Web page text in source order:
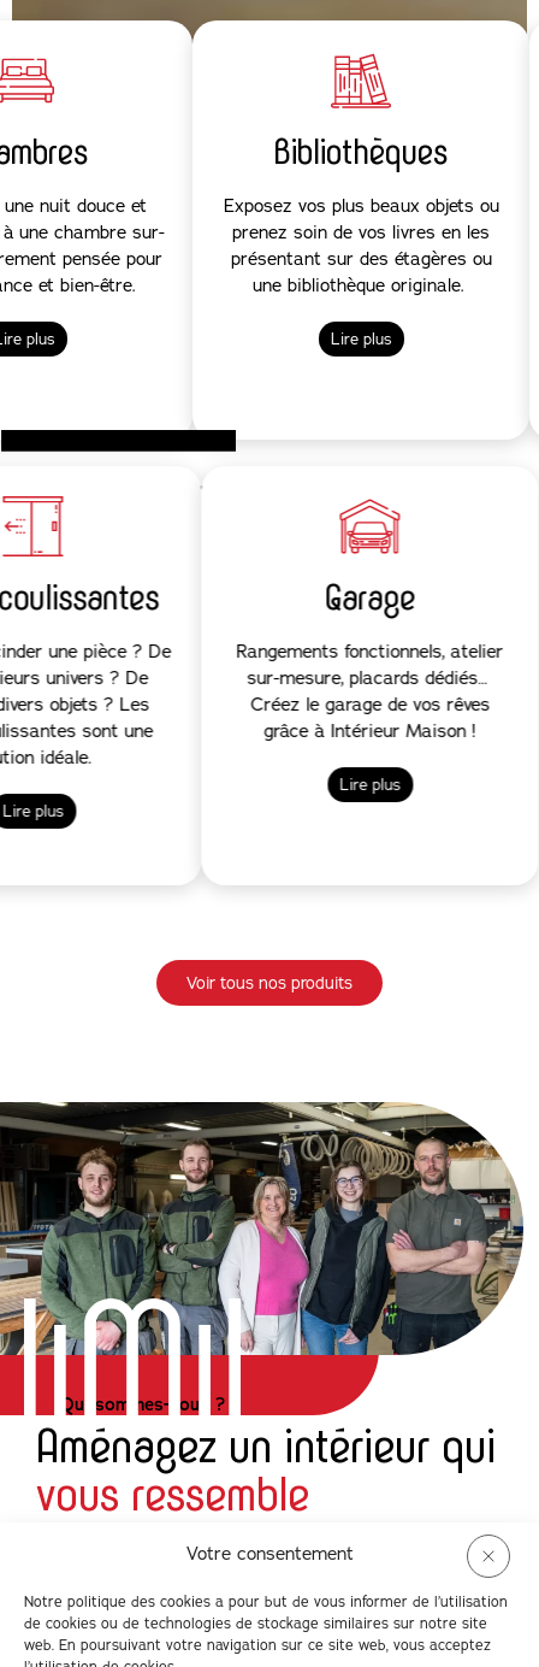
Votre consentement
Notre politique des cookies a pour but de vous informer de l’utilisation
de cookies ou de technologies de stockage similaires sur notre site
web. En poursuivant votre navigation sur ce site web, vous acceptez
et
sur-
pour
être.
Bibliothèques
Exposez vos plus beaux objets ou
prenez soin de vos livres en les
présentant sur des étagères ou
une bibliothèque originale.
La
des
coulissantes
de scinder une pièce ? De
plusieurs univers ? De
divers objets ? Les
coulissantes sont une
solution idéale.
Lire plus
Garage
Rangements fonctionnels,
sur-mesure, placards
Créez le garage de vos
grâce à Intérieur
Lire plus
Voir tous nos produits
Qui sommes-nous ?
Aménagez un intérieur qui
vous ressemble
Intérieur Maison, c’est 30 ans d’expertise, de passion et
de réalisations uniques. Notre histoire s’entremêle à la
pièce en un lieu fonctionnel et chaleureux. Valérie,
Margot, Robin, Damien et Matice mettent à votre